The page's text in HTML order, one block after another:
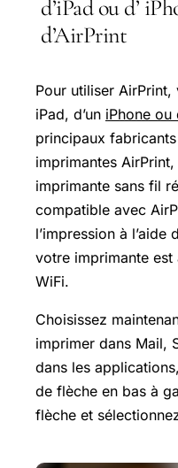
d’iPad ou d’
d’AirPrint
Pour utiliser AirPrint,
iPad, d’un iPhone ou
principaux
imprimantes
imprimante sans fil
compatible avec
l’impression à l’aide
votre imprimante est
WiFi.
Choisissez
imprimer dans Mail,
dans les
de flèche en bas à
flèche et